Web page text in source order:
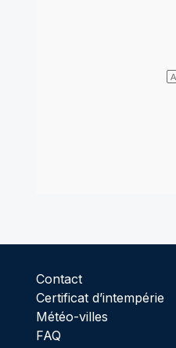
Contact
Certificat d’intempérie
Météo-villes
FAQ